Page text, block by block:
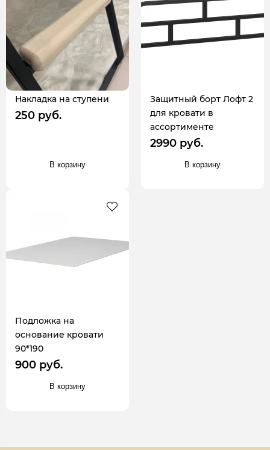
Накладка на ступени
250 руб.
В корзину
Защитный борт Лофт 2
для кровати в
ассортименте
2990 руб.
В корзину
Подложка на
основание кровати
90*190
900 руб.
В корзину